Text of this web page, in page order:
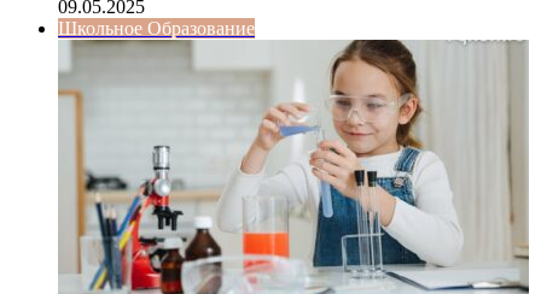
09.05.2025
Школьное Образование